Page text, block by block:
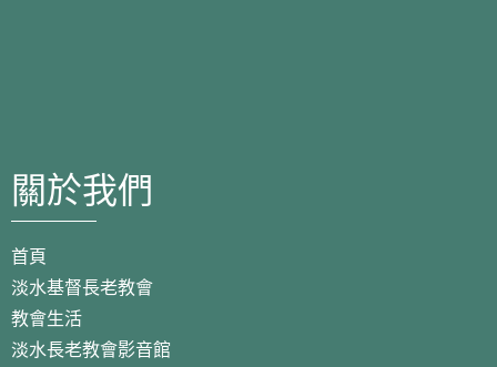
關於我們
首頁
淡水基督長老教會
教會生活
淡水長老教會影音館